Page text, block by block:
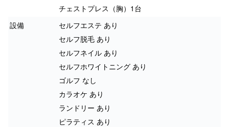
チェストプレス（胸）1台
設備
セルフエステ あり
セルフ脱毛 あり
セルフネイル あり
セルフホワイトニング あり
ゴルフ なし
カラオケ あり
ランドリー あり
ピラティス あり